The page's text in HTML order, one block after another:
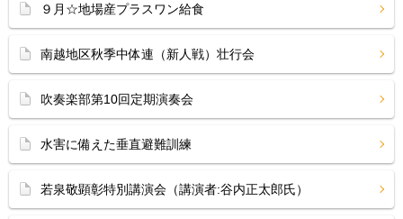
９月☆地場産プラスワン給食
南越地区秋季中体連（新人戦）壮行会
吹奏楽部第10回定期演奏会
水害に備えた垂直避難訓練
若泉敬顕彰特別講演会（講演者:谷内正太郎氏）